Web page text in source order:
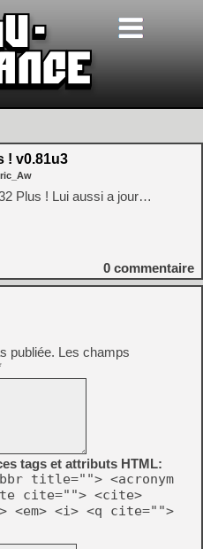
! v0.81u3
Plus ! Lui aussi a jour…
0 commentaire
publiée. Les champs
tags et attributs HTML:
title=""> <acronym
cite=""> <cite>
<em> <i> <q cite="">